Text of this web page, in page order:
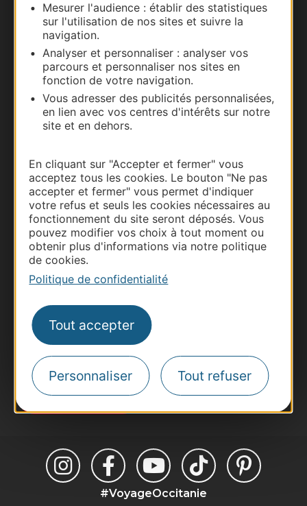
Mesurer l'audience : établir des statistiques
sur l'utilisation de nos sites et suivre la
navigation.
Analyser et personnaliser : analyser vos
parcours et personnaliser nos sites en
fonction de votre navigation.
Vous adresser des publicités personnalisées,
en lien avec vos centres d'intérêts sur notre
site et en dehors.
En cliquant sur "Accepter et fermer" vous
acceptez tous les cookies. Le bouton "Ne pas
accepter et fermer" vous permet d'indiquer
votre refus et seuls les cookies nécessaires au
fonctionnement du site seront déposés. Vous
pouvez modifier vos choix à tout moment ou
obtenir plus d'informations via notre politique
de cookies.
Politique de confidentialité
Tout accepter
Personnaliser Tout refuser
Carte interactive
Documentation
Thermalisme
Business/Mice
Pros d'Occitanie
Site presse et d'influence
Destination Sport
Inscrivez-vous à la lettre d'information
Destination Occitanie pour recevoir des
suggestions de séjours, de visites et de sorties.
Je m'abonne
#VoyageOccitanie